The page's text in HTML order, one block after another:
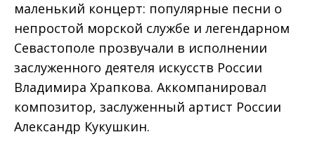
маленький концерт: популярные песни о
непростой морской службе и легендарном
Севастополе прозвучали в исполнении
заслуженного деятеля искусств России
Владимира Храпкова. Аккомпанировал
композитор, заслуженный артист России
Александр Кукушкин.